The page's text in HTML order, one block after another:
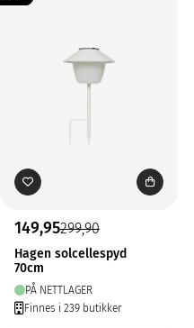
149,95299,90
Hagen solcellespyd
70cm
PÅ NETTLAGER
Finnes i 239 butikker